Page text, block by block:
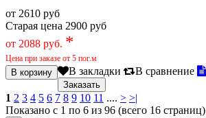
от 2610 руб
Старая цена 2900 руб
от 2088 руб. *
Цена при заказе от 5 пог.м
В закладки В сравнение
1 2 3 4 5 6 7 8 9 10 11 .... > >|
Показано с 1 по 6 из 96 (всего 16 страниц)